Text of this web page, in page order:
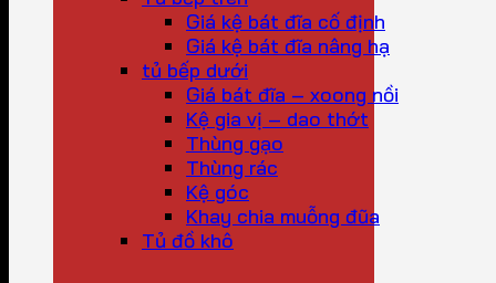
Giá kệ bát đĩa cố định
Giá kệ bát đĩa nâng hạ
tủ bếp dưới
Giá bát đĩa – xoong nồi
Kệ gia vị – dao thớt
Thùng gạo
Thùng rác
Kệ góc
Khay chia muỗng đũa
Tủ đồ khô